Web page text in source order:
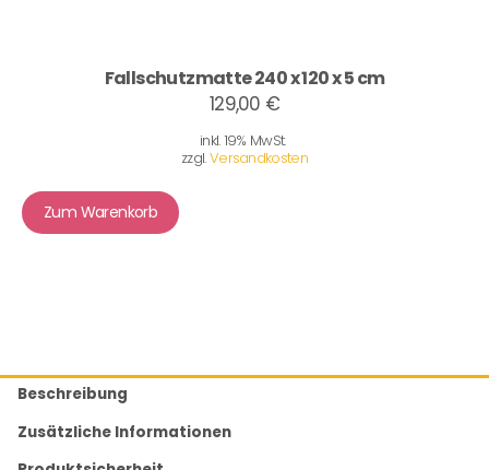
Fallschutzmatte 240 x 120 x 5 cm
129,00 €
inkl. 19% MwSt.
zzgl.Versandkosten
Zum Warenkorb
Beschreibung
Zusätzliche Informationen